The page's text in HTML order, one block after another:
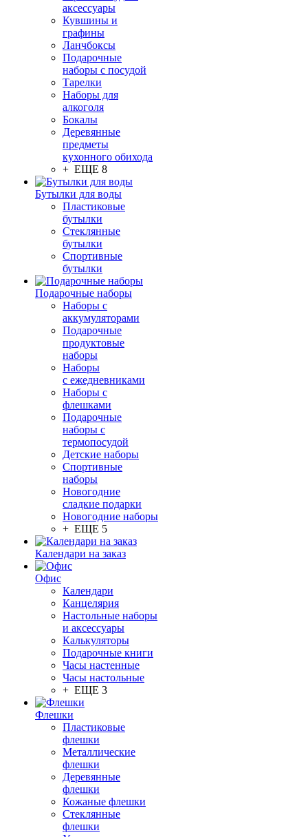
аксессуары
Кувшины и
графины
Ланчбоксы
Подарочные
наборы с посудой
Тарелки
Наборы для
алкоголя
Бокалы
Деревянные
предметы
кухонного обихода
+ ЕЩЕ 8
Бутылки для воды
Пластиковые
бутылки
Стеклянные
бутылки
Спортивные
бутылки
Подарочные наборы
Наборы с
аккумуляторами
Подарочные
продуктовые
наборы
Наборы
с ежедневниками
Наборы с
флешками
Подарочные
наборы с
термопосудой
Детские наборы
Спортивные
наборы
Новогодние
сладкие подарки
Новогодние наборы
+ ЕЩЕ 5
Календари на заказ
Офис
Календари
Канцелярия
Настольные наборы
и аксессуары
Калькуляторы
Подарочные книги
Часы настенные
Часы настольные
+ ЕЩЕ 3
Флешки
Пластиковые
флешки
Металлические
флешки
Деревянные
флешки
Кожаные флешки
Стеклянные
флешки